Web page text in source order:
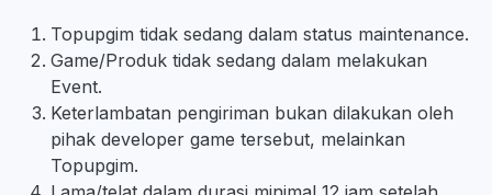
Topupgim tidak sedang dalam status maintenance.
Game/Produk tidak sedang dalam melakukan
Event.
Keterlambatan pengiriman bukan dilakukan oleh
pihak developer game tersebut, melainkan
Topupgim.